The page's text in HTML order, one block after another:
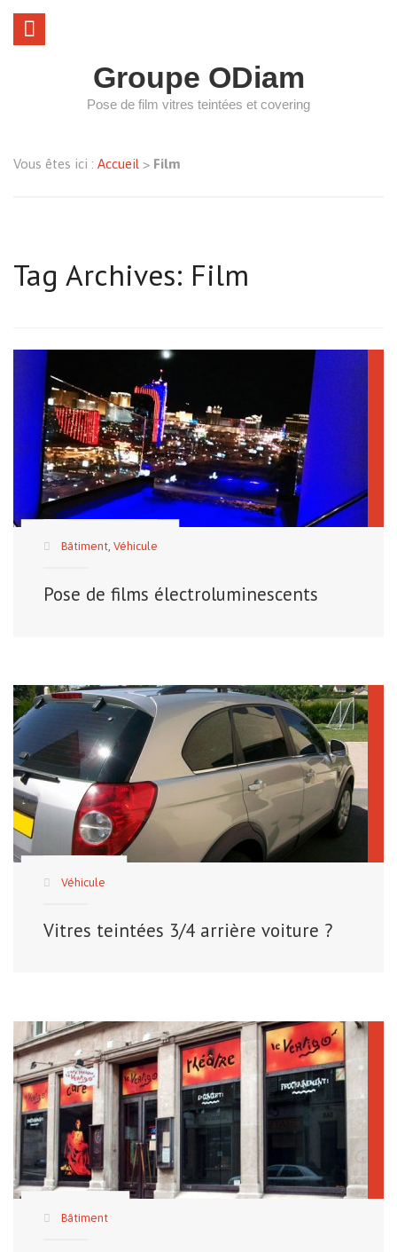
Groupe ODiam
Pose de film vitres teintées et covering
Vous êtes ici : Accueil > Film
Tag Archives: Film
Bâtiment,Véhicule
Pose de films électroluminescents
Véhicule
Vitres teintées 3/4 arrière voiture ?
Bâtiment